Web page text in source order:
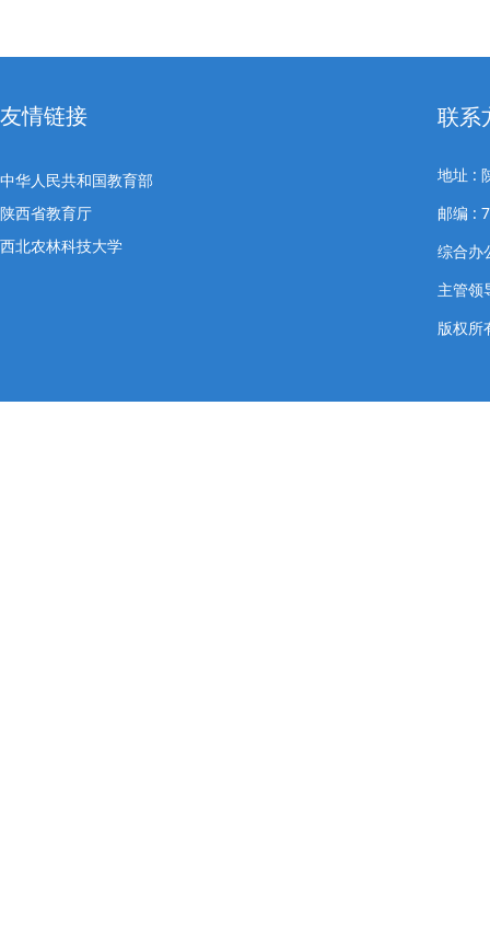
友情链接
中华人民共和国教育部
陕西省教育厅
西北农林科技大学
联系
地址 :
邮编 :
综合办
主管
版权